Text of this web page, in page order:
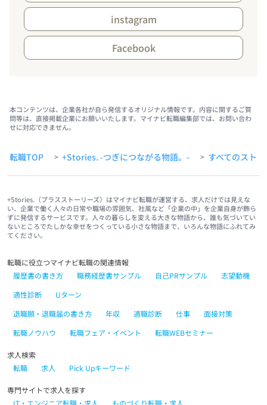
instagram
Facebook
本コンテンツは、企業各社が自ら発信するオリジナル情報です。内容に関するご質
問等は、直接掲載企業にお願いいたします。マイナビ転職編集部では、お問い合わ
せに対応できません。
転職TOP > +Stories. -つぎにつながる物語。- > すべてのスト
+Stories.（プラスストーリーズ）はマイナビ転職が運営する、求人だけでは見えな
い、企業で働く人々の日常や職場の雰囲気、社風など「企業の中」を企業自身が飾ら
ずに発信するサービスです。人々の暮らしを変える大きな物語から、誰も気づいてい
ないところでたしかな幸せをつくっている小さな物語まで、いろんな物語にふれてみ
てください。
転職に役立つマイナビ転職の関連情報
履歴書の書き方
職務経歴書サンプル 自己PRサンプル
志望動機
適性診断
Uターン
退職願・退職届の書き方
年収 適職診断 仕事
面接対策
転職ノウハウ
転職フェア・イベント 転職WEBセミナー
求人検索
転職
求人 Pick Upキーワード
専門サイトで求人を探す